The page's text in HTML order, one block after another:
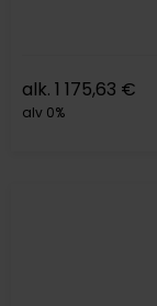
alk. 1 175,63 €
alv 0%